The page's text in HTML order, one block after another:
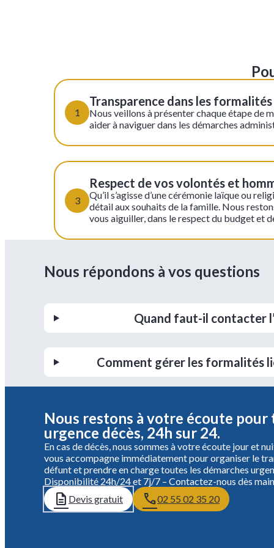
1
Transparence dans les formalités
Nous veillons à présenter chaque étape de
aider à naviguer dans les démarches
3
Respect de vos volontés et
Qu’il s’agisse d’une cérémonie laïque ou
détail aux souhaits de la famille. Nous
vous aiguiller, dans le respect du budget et
Nous répondons à vos questions
Quand faut-il contacter
Comment gérer les formalités
Nous restons à votre écoute
urgence décès, 24h sur 24.
En cas de décès, nous sommes à votre écoute jour et
vous accompagne immédiatement pour organiser le
défunt et prendre en charge toutes les démarches
Disponibilité 24h/24 et 7j/7 – Contactez-nous dès
Devis gratuit
02 55 02 35 20